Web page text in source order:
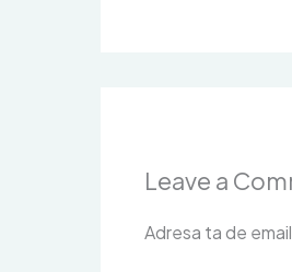
Leave a
Adresa ta de